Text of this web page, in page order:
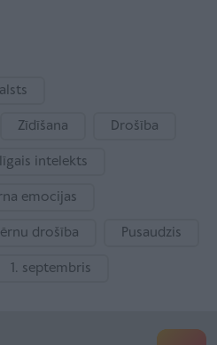
Zīdīšana Drošība
intelekts
emocijas
drošība Pusaudzis
1. septembris